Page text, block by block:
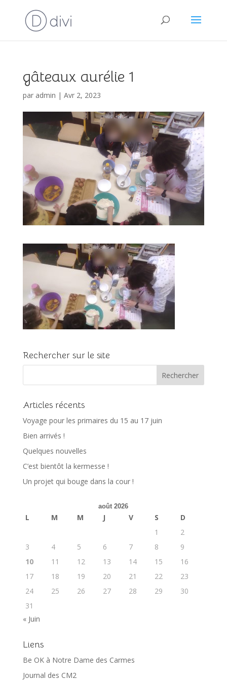
gâteaux aurélie 1
par admin | Avr 2, 2023
Rechercher sur le site
Articles récents
Voyage pour les primaires du 15 au 17 juin
Bien arrivés !
Quelques nouvelles
C’est bientôt la kermesse !
Un projet qui bouge dans la cour !
août 2026
L M M J V S
D
1
2
3
4 5 6 7 8
9
10
11 12 13 14 15
16
17
18 19 20 21 22
23
24
25 26 27 28 29
30
31
« Juin
Liens
Be OK à Notre Dame des Carmes
Journal des CM2